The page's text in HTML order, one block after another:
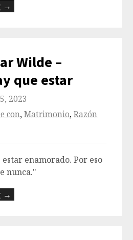
→
Wilde –
que estar
2023
con,Matrimonio,Razón
enamorado. Por eso
nunca."
→